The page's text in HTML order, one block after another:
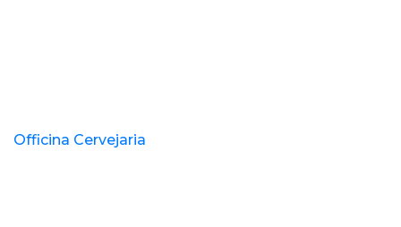
Officina Cervejaria